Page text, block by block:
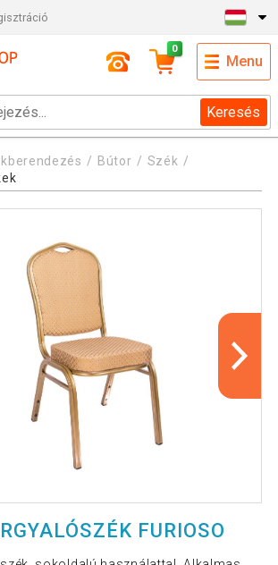
Keresés
0
Menu
Bútor
Szék
FURIOSO